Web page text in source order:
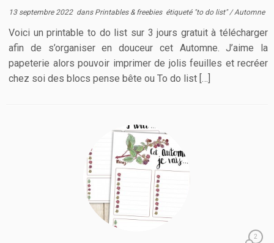
13 septembre 2022dans Printables & freebies étiqueté "to do list"/Automne
Voici un printable to do list sur 3 jours gratuit à télécharger
afin de s’organiser en douceur cet Automne. J’aime la
papeterie alors pouvoir imprimer de jolis feuilles et recréer
chez soi des blocs pense bête ou To do list […]
2